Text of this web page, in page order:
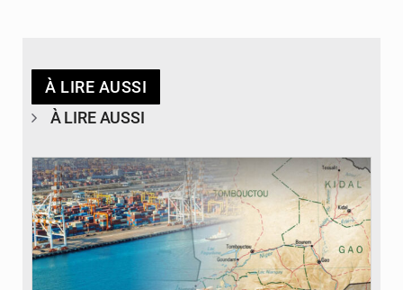
À LIRE AUSSI
À LIRE AUSSI
© JDM